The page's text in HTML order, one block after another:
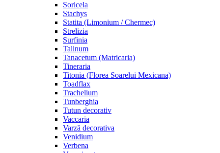
Soricela
Stachys
Statita (Limonium / Chermec)
Strelizia
Surfinia
Talinum
Tanacetum (Matricaria)
Tineraria
Titonia (Florea Soarelui Mexicana)
Toadflax
Trachelium
Tunberghia
Tutun decorativ
Vaccaria
Varză decorativa
Venidium
Verbena